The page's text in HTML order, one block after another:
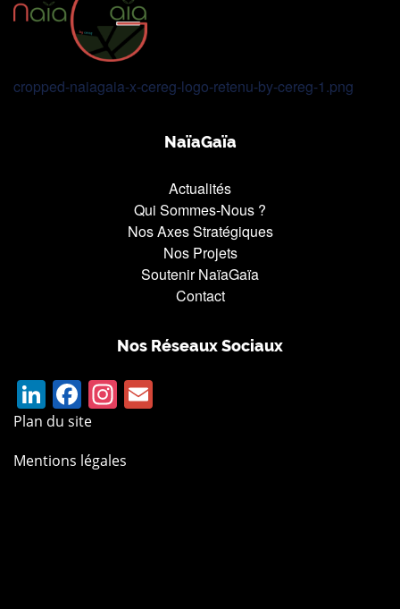
cropped-naiagaia-x-cereg-logo-retenu-by-cereg-1.png
NaïaGaïa
Actualités
Qui Sommes-Nous ?
Nos Axes Stratégiques
Nos Projets
Soutenir NaïaGaïa
Contact
Nos Réseaux Sociaux
LinkedIn
Facebook
Instagram
Plan du site
Mentions légales